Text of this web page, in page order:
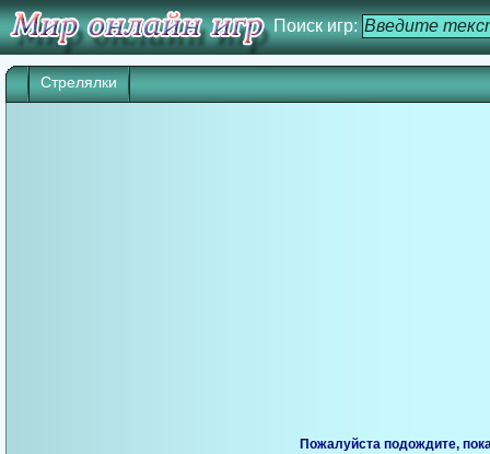
Поиск игр:
Стрелялки
Пожалуйста подождите,